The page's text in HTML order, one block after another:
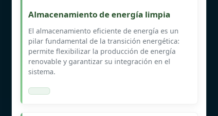
Almacenamiento de energía limpia
El almacenamiento eficiente de energía es un
pilar fundamental de la transición energética:
permite flexibilizar la producción de energía
renovable y garantizar su integración en el
sistema.